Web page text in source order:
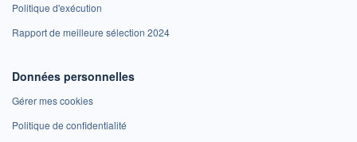
Politique d'exécution
Rapport de meilleure sélection 2024
Données personnelles
Gérer mes cookies
Politique de confidentialité